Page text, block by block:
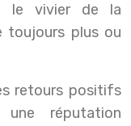
le vivier de la
toujours plus ou
retours positifs
réputation